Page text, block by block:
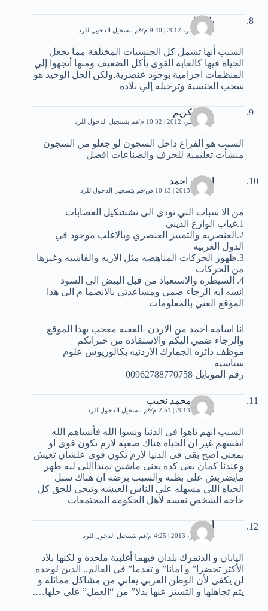
باسط
20 ديسمبر، 2012 | 9:40 م قم بتسجيل الدخول للرد
السبب أنها تشمل كل الجنسيات المختلفة مما يجعل
الحياة فيها كالغابة القوى يأكل الضعيف ومنها أتجهوا إلي
المنظمات اجرامية بوجود عنصرية,ولكن الحل الوحيد هو
سحب الجنسية وترحيله إلي بلاده
عبد الكريم
28 ديسمبر، 2012 | 10:32 م قم بتسجيل الدخول للرد
السبب هو الفراغ داخل السجون لو جعلو من السجون
منشأت تعليمية للحرف والصناعات افضل
اسامه احمد
11 يناير، 2013 | 10:13 ص قم بتسجيل الدخول للرد
من الا سباب التي تودي الى تششكيل العصابات
1.غياب الوازع الديني
2.العنصريه والتمييز العنصري وبالاغلب موجود في
الدول الغربيه
3.ظهور الحركات المناهضه مثل الاريه والفاشيه وغيرها
من الحركات
4. السيطره والاستعباد من قبل البيض الى السود
انسه ايه الرجاء ضمي ومساعدتي بالانضما م الى هذا
الموقع الغني بالمعلومات
انا اسامه احمد من الاردن -العقبه معجب بهذا الموقع
والرجاء ضمي اليكم والاستفاده من خبراتكم
موظف دائره الجمارك الاردنيه بكالوريوس علوم
سياسيه
رقم الموبايل 00962788770758
مروة محمد نجيب
16 يناير، 2013 | 2:51 م قم بتسجيل الدخول للرد
السبب انهم تاهوا فى الدنيا ونسوا الله فأنساهم الله
انفسهم غير ان الحياه هناك صعبه لازم تكون قوى او
بمعنى اصح بقى فى الدنيا لازم تكون قوى علشان تعيش
وعندنا كمان بقى كده يعنى ماشين بمبدأاللى ليه طهر
مايضربش على بطنه والسبب برضه ان هناك سبل
الحياه اللى مسهله على الناس العيشه وتيجى للحق كل
حاجه الشخص نفسه لأهل الحكومه المجتمعات
أحمد
10 فبراير، 2013 | 4:25 م قم بتسجيل الدخول للرد
اليابان و الدنمرك بلدان فيهما أغلبية ملحدة و لكنها بلاد
الأكثر تحضرا” و امانا” و تقدما” في العالم.. الدين لوحده
لن يكفي لأن الوطن العربي يعاني من مشاكل مماثلة و
يتم تجاهلها و التستر عنها بدلا” من “العمل” على حلها….